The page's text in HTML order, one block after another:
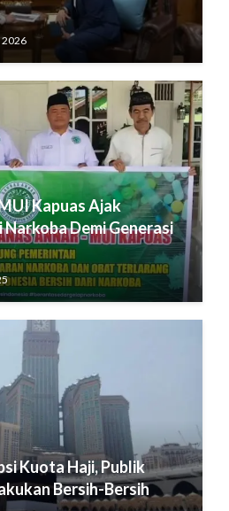
2026
Kapuas Ajak
Demi Generasi
Kuota Haji, Publik
Bersih-Bersih